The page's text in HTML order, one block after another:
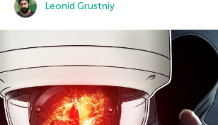
Leonid Grustniy